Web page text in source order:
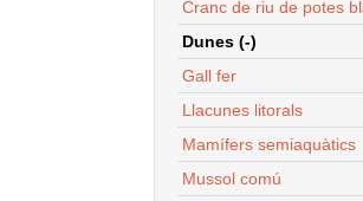
Cranc de riu de potes
Dunes (-)
Gall fer
Llacunes litorals
Mamífers semiaquàtics
Mussol comú